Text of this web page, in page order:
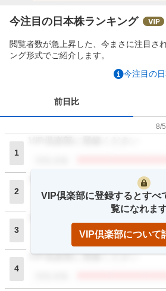
今注目の日本株ランキング
閲覧者数が急上昇した、今まさに注目さ
ング形式でご紹介します。
今注目の
前日比
8/
1
2
VIP倶楽部に登録ください
閲覧者数
3
4
VIP倶楽部に登録ください
VIP倶楽部に登録するとすべ
覧になれます
VIP倶楽部について